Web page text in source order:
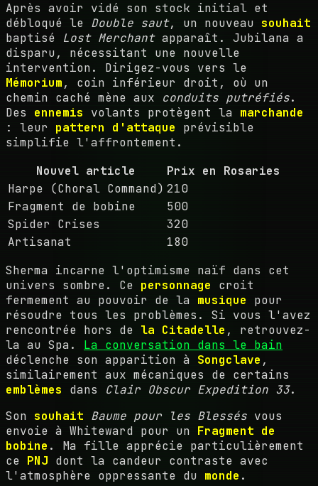
Après avoir vidé son stock initial et
débloqué le Double saut, un nouveau souhait
baptisé Lost Merchantapparaît. Jubilana a
disparu, nécessitant une nouvelle
intervention. Dirigez-vous vers le
Mémorium, coin inférieur droit, où un
chemin caché mène aux conduits putréfiés.
Des ennemis volants protègent la marchande
: leur pattern d'attaque prévisible
simplifie l'affrontement.
Nouvel article
Prix en Rosaries
Harpe (Choral Command) 210
Fragment de bobine
500
Spider Crises
320
Artisanat
180
Sherma incarne l'optimisme naïf dans cet
univers sombre. Ce personnage croit
fermement au pouvoir de la musique pour
résoudre tous les problèmes. Si vous l'avez
rencontrée hors de la Citadelle , retrouvez-
la au Spa. La conversation dans le bain
déclenche son apparition à Songclave ,
similairement aux mécaniques de certains
emblèmes dans Clair Obscur Expedition 33.
Son souhait Baume pour les Blessés vous
envoie à Whiteward pour un Fragment de
bobine . Ma fille apprécie particulièrement
ce PNJ dont la candeur contraste avec
l'atmosphère oppressante du monde .